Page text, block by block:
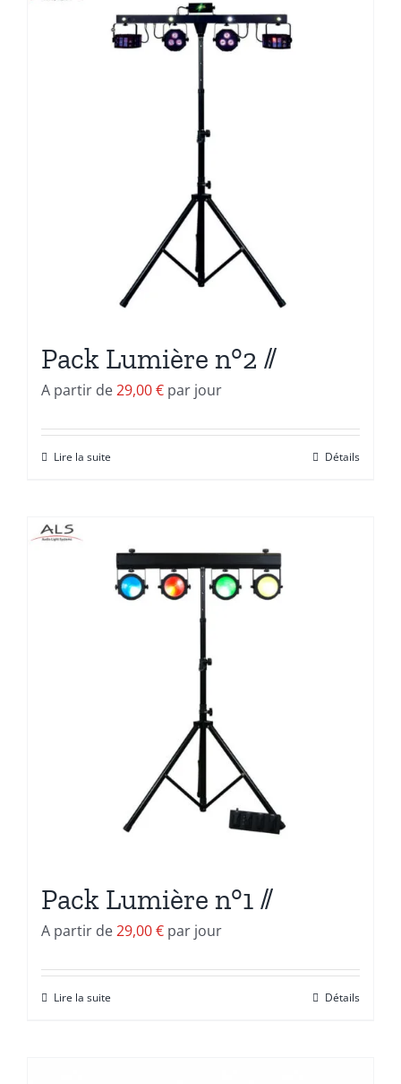
Pack Lumière n°2 //
A partir de29,00€ par jour
Lire la suite Détails
Pack Lumière n°1 //
A partir de29,00€ par jour
Lire la suite Détails